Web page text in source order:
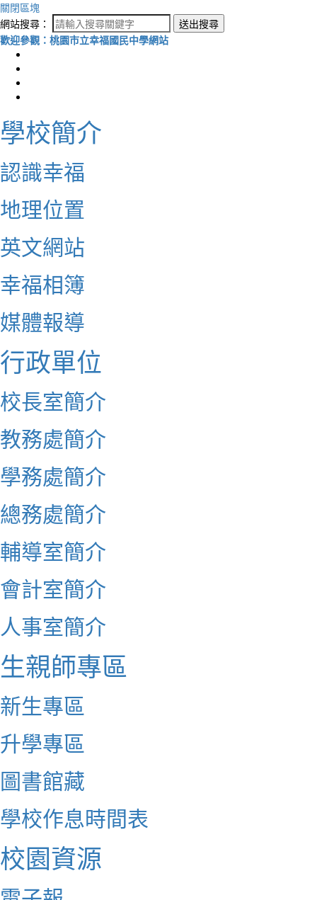
關閉區塊
網站搜尋：
送出搜尋
歡迎參觀：桃園市立幸福國民中學網站
學校簡介
認識幸福
地理位置
英文網站
幸福相簿
媒體報導
行政單位
校長室簡介
教務處簡介
學務處簡介
總務處簡介
輔導室簡介
會計室簡介
人事室簡介
生親師專區
新生專區
升學專區
圖書館藏
學校作息時間表
校園資源